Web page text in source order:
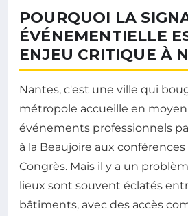
POURQUOI LA
ÉVÉNEMENTIELLE
ENJEU CRITIQUE À
Nantes, c'est une ville qui
métropole accueille en
événements professionnels
à la Beaujoire aux
Congrès. Mais il y a un
lieux sont souvent éclatés
bâtiments, avec des accès